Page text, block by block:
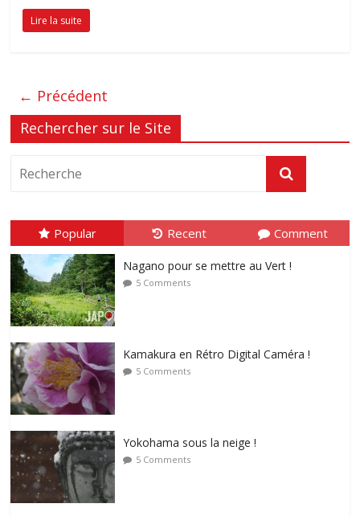
Lire la suite
← Précédent
Rechercher sur le Site
Popular Recent Comment
Nagano pour se mettre au Vert !
5 Comments
Kamakura en Rétro Digital Caméra !
5 Comments
Yokohama sous la neige !
5 Comments